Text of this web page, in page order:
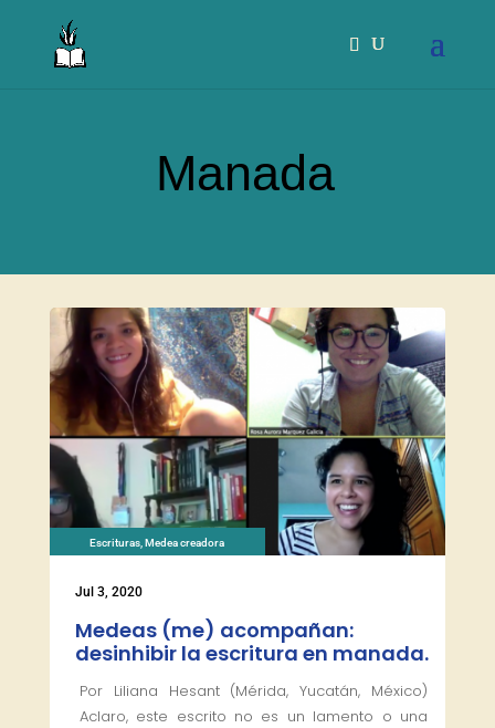
Manada
Escrituras ,Medea creadora
Jul 3, 2020
Medeas (me) acompañan:
desinhibir la escritura en manada.
Por Liliana Hesant (Mérida, Yucatán, México)
Aclaro, este escrito no es un lamento o una